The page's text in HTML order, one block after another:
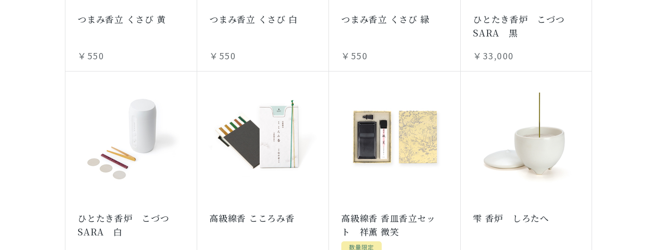
つまみ香立 くさび 黄
￥550
つまみ香立 くさび 白
￥550
つまみ香立 くさび 緑
￥550
ひとたき香炉 こづつ
SARA 黒
￥33,000
ひとたき香炉 こづつ
SARA 白
高級線香 こころみ香
高級線香 香皿香立セッ
ト 祥薫 微笑
雫 香炉 しろたへ